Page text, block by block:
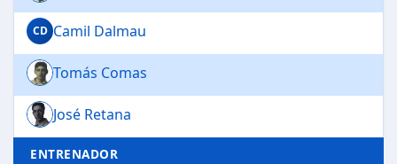
CD Camil Dalmau
Tomás Comas
José Retana
ENTRENADOR